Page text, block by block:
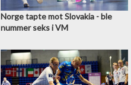
Norge tapte mot Slovakia - ble
nummer seks i VM